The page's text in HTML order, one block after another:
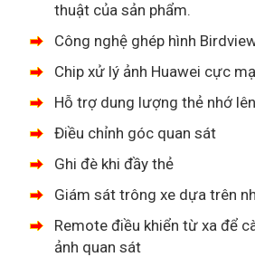
thuật của sản phẩm.
Công nghệ ghép hình
Chip xử lý ảnh Huawei cực
Hỗ trợ dung lượng thẻ nhớ
Điều chỉnh góc quan sát
Ghi đè khi đầy thẻ
Giám sát trông xe dựa trên
Remote điều khiển từ xa để
ảnh quan sát